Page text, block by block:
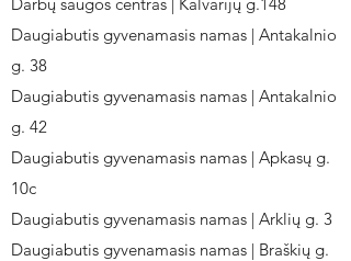
Daugiabutis gyvenamasis namas | Antakalnio
g. 38
Daugiabutis gyvenamasis namas | Antakalnio
g. 42
Daugiabutis gyvenamasis namas | Apkasų g.
10c
Daugiabutis gyvenamasis namas | Arklių g. 3
Daugiabutis gyvenamasis namas | Braškių g.